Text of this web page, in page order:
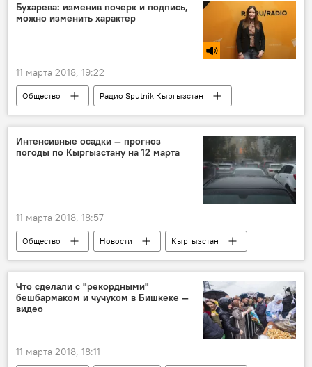
Бухарева: изменив почерк и подпись,
можно изменить характер
11 марта 2018, 19:22
Общество
Радио Sputnik Кыргызстан
человек
почерк характер
Интенсивные осадки — прогноз
погоды по Кыргызстану на 12 марта
11 марта 2018, 18:57
Общество Новости
Кыргызстан
Кыргызгидромет
снег
дождь
прогноз погоды
погода в Кыргызстане
Что сделали с "рекордными"
бешбармаком и чучуком в Бишкеке —
видео
11 марта 2018, 18:11